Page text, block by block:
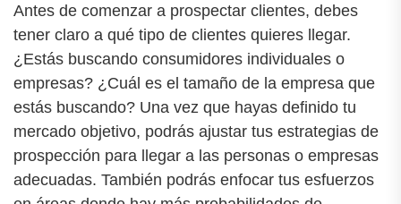
Antes de comenzar a prospectar clientes, debes
tener claro a qué tipo de clientes quieres llegar.
¿Estás buscando consumidores individuales o
empresas? ¿Cuál es el tamaño de la empresa que
estás buscando? Una vez que hayas definido tu
mercado objetivo, podrás ajustar tus estrategias de
prospección para llegar a las personas o empresas
adecuadas. También podrás enfocar tus esfuerzos